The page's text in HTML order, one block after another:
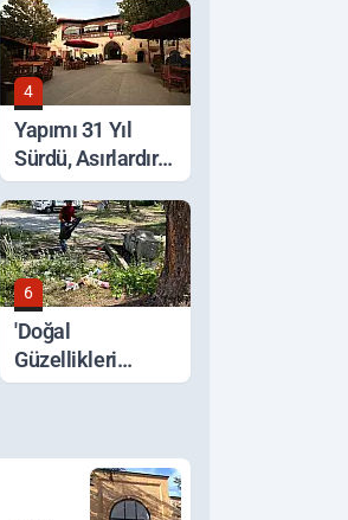
yemek çıktı
4
Yapımı 31 Yıl
Sürdü, Asırlardır
Ayakta
6
'Doğal
Güzellikleri
Koruyalım' Çağrısı